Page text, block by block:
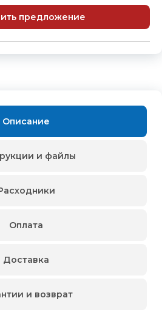
предложение
Описание
и файлы
Оплата
Доставка
и возврат